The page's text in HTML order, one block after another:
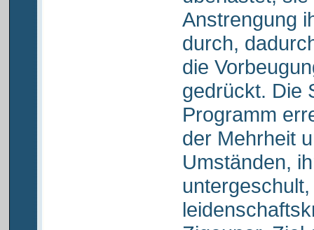
Anstrengung
durch,
die
gedrückt. Die
Programm
der Mehrheit
Umständen,